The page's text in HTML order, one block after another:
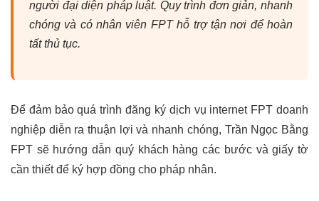
người đại diện pháp luật. Quy trình đơn giản, nhanh
chóng và có nhân viên FPT hỗ trợ tận nơi để hoàn
tất thủ tục.
Để đảm bảo quá trình đăng ký dịch vụ internet FPT doanh
nghiệp diễn ra thuận lợi và nhanh chóng, Trần Ngọc Bằng
FPT sẽ hướng dẫn quý khách hàng các bước và giấy tờ
cần thiết để ký hợp đồng cho pháp nhân.